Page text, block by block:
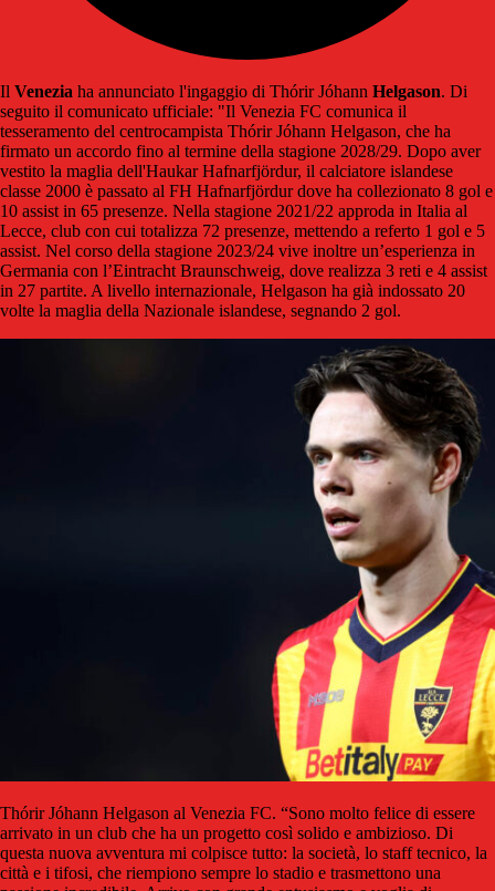
Il Venezia ha annunciato l'ingaggio di Thórir Jóhann Helgason. Di
seguito il comunicato ufficiale: "Il Venezia FC comunica il
tesseramento del centrocampista Thórir Jóhann Helgason, che ha
firmato un accordo fino al termine della stagione 2028/29. Dopo aver
vestito la maglia dell'Haukar Hafnarfjördur, il calciatore islandese
classe 2000 è passato al FH Hafnarfjördur dove ha collezionato 8 gol e
10 assist in 65 presenze. Nella stagione 2021/22 approda in Italia al
Lecce, club con cui totalizza 72 presenze, mettendo a referto 1 gol e 5
assist. Nel corso della stagione 2023/24 vive inoltre un’esperienza in
Germania con l’Eintracht Braunschweig, dove realizza 3 reti e 4 assist
in 27 partite. A livello internazionale, Helgason ha già indossato 20
volte la maglia della Nazionale islandese, segnando 2 gol.
Thórir Jóhann Helgason al Venezia FC. “Sono molto felice di essere
arrivato in un club che ha un progetto così solido e ambizioso. Di
questa nuova avventura mi colpisce tutto: la società, lo staff tecnico, la
città e i tifosi, che riempiono sempre lo stadio e trasmettono una